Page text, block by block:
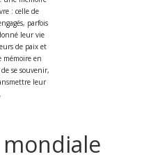
: celle de
parfois
leur vie
de paix et
mémoire en
se souvenir,
leur